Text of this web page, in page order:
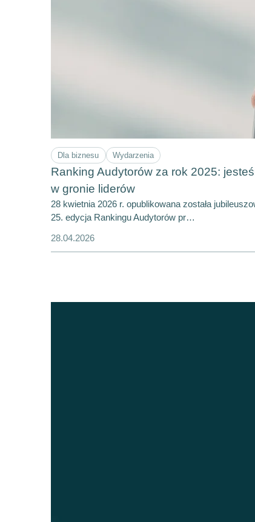
Dla biznesu Wydarzenia
Ranking Audytorów za rok 2025:
w gronie liderów
28 kwietnia 2026 r. opublikowana została
25. edycja Rankingu Audytorów pr…
28.04.2026